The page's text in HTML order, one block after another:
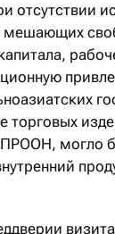
отсутствии
мешающих
торговых
могло